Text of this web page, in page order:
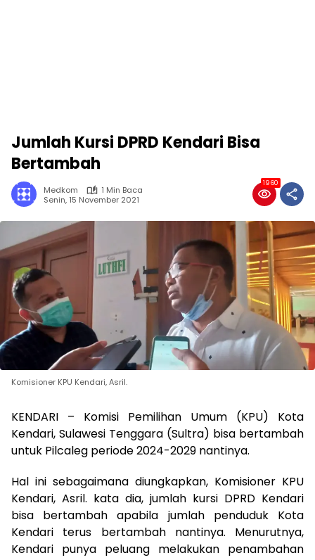
Jumlah Kursi DPRD Kendari Bisa
Bertambah
Medkom
1 Min Baca
Senin, 15 November 2021
1960
Komisioner KPU Kendari, Asril.
KENDARI – Komisi Pemilihan Umum (KPU) Kota
Kendari, Sulawesi Tenggara (Sultra) bisa bertambah
untuk Pilcaleg periode 2024-2029 nantinya.
Hal ini sebagaimana diungkapkan, Komisioner KPU
Kendari, Asril. kata dia, jumlah kursi DPRD Kendari
bisa bertambah apabila jumlah penduduk Kota
Kendari terus bertambah nantinya. Menurutnya,
Kendari punya peluang melakukan penambahan